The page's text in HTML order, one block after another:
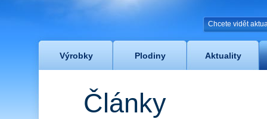
Chcete vidět
Výrobky Plodiny Aktuality
Články